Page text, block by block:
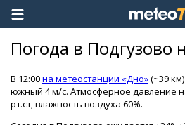
Погода в Подгузово
В 12:00на метеостанции «Дно»(~39
южный 4 м/с. Атмосферное давление
рт.ст, влажность воздуха 60%.